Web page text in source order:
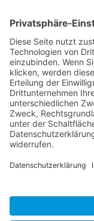
 (+49)

Weitere
Jobs